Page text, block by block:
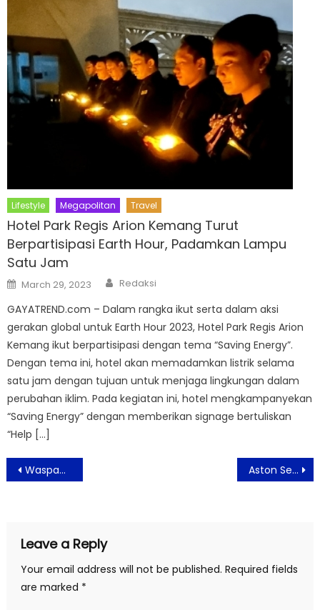
Lifestyle Megapolitan Travel
Hotel Park Regis Arion Kemang Turut
Berpartisipasi Earth Hour, Padamkan Lampu
Satu Jam
Posted
on
March 29, 2023 Author
Redaksi
GAYATREND.com – Dalam rangka ikut serta dalam aksi
gerakan global untuk Earth Hour 2023, Hotel Park Regis Arion
Kemang ikut berpartisipasi dengan tema “Saving Energy”.
Dengan tema ini, hotel akan memadamkan listrik selama
satu jam dengan tujuan untuk menjaga lingkungan dalam
perubahan iklim. Pada kegiatan ini, hotel mengkampanyekan
“Saving Energy” dengan memberikan signage bertuliskan
“Help […]
Post
navigation
Waspada, Kasus Covid-19 di Jakarta Naik Pesat Aston Sentul Lake Resort & Conference Center Tawarkan Aneka Makanan Korean Treats Everywhere
Leave a Reply
Your email address will not be published. Required fields
are marked *